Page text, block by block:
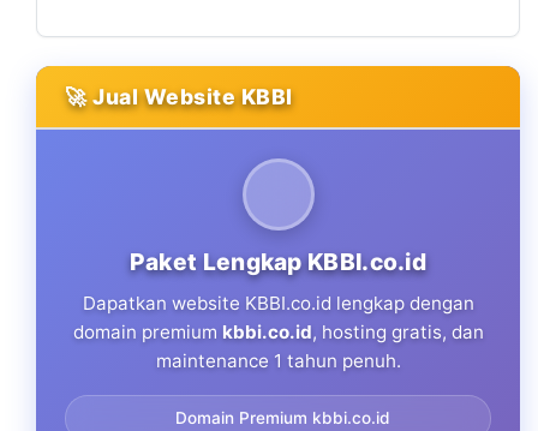
🚀 Jual Website KBBI
Paket Lengkap KBBI.co.id
Dapatkan website KBBI.co.id lengkap dengan
domain premium kbbi.co.id, hosting gratis, dan
maintenance 1 tahun penuh.
Domain Premium kbbi.co.id